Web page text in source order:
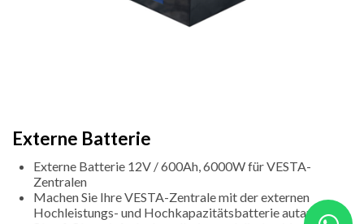
Externe Batterie
Externe Batterie 12V / 600Ah, 6000W für VESTA-
Zentralen
Machen Sie Ihre VESTA-Zentrale mit der externen
Hochleistungs- und Hochkapazitätsbatterie autark.